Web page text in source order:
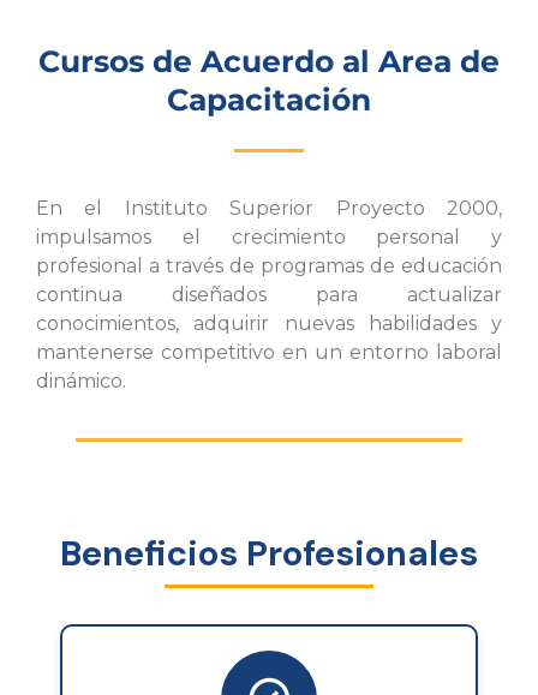
Cursos de Acuerdo al Area de
Capacitación
En el Instituto Superior Proyecto 2000,
impulsamos el crecimiento personal y
profesional a través de programas de educación
continua diseñados para actualizar
conocimientos, adquirir nuevas habilidades y
mantenerse competitivo en un entorno laboral
dinámico.
Beneficios Profesionales